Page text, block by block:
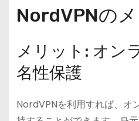
NordVPNの
メリット: オン
名性保護
NordVPNを利用すれば、オ